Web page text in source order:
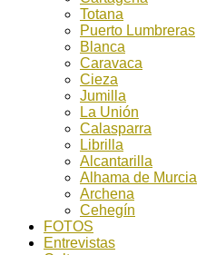
Totana
Puerto Lumbreras
Blanca
Caravaca
Cieza
Jumilla
La Unión
Calasparra
Librilla
Alcantarilla
Alhama de Murcia
Archena
Cehegín
FOTOS
Entrevistas